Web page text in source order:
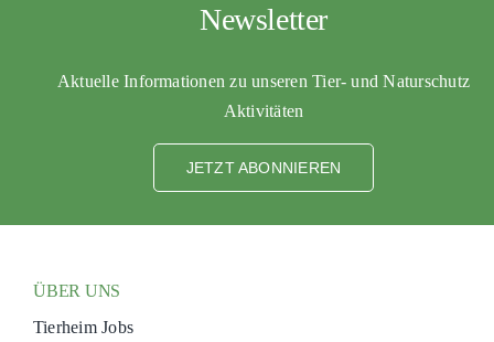
Newsletter
Aktuelle Informationen zu unseren Tier- und Naturschutz
Aktivitäten
JETZT ABONNIEREN
ÜBER UNS
Tierheim Jobs